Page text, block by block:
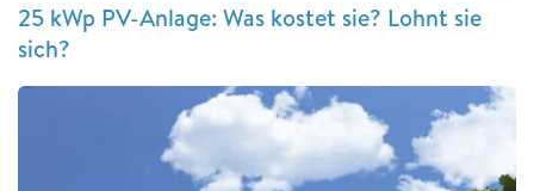
25 kWp PV-Anlage: Was kostet sie? Lohnt sie
sich?